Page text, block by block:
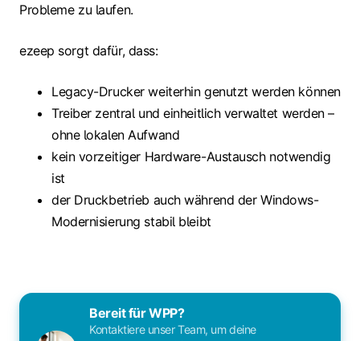
Probleme zu laufen.
ezeep sorgt dafür, dass:
Legacy-Drucker weiterhin genutzt werden können
Treiber zentral und einheitlich verwaltet werden –
ohne lokalen Aufwand
kein vorzeitiger Hardware-Austausch notwendig
ist
der Druckbetrieb auch während der Windows-
Modernisierung stabil bleibt
Bereit für WPP?
Kontaktiere unser Team, um deine